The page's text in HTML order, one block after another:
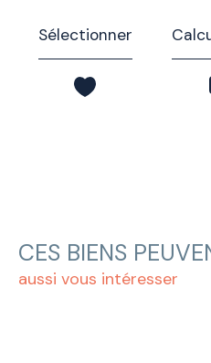
Sélectionner
CES BIENS
aussi vous intéresser